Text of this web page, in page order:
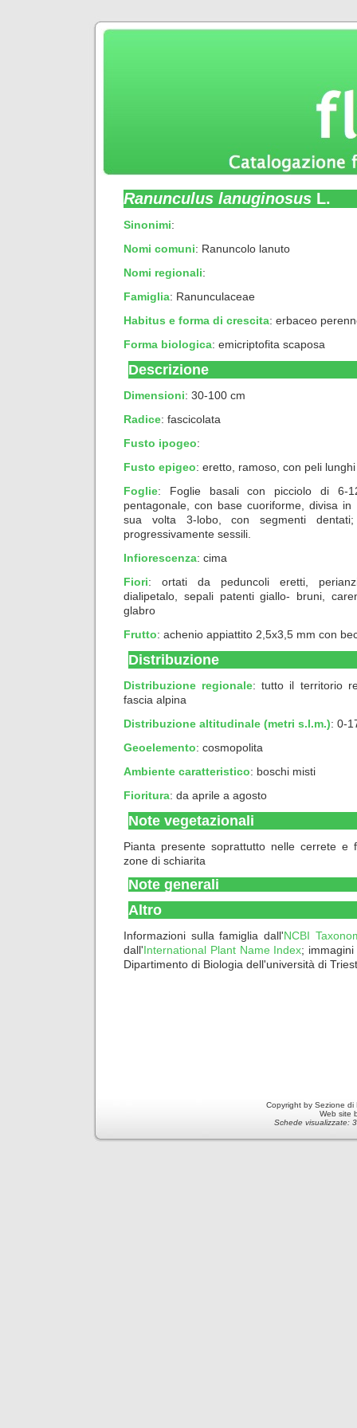
Ranunculus lanuginosus L.
Sinonimi:
Nomi comuni: Ranuncolo lanuto
Nomi regionali:
Famiglia: Ranunculaceae
Habitus e forma di crescita: erbaceo
Forma biologica: emicriptofita scaposa
Descrizione
Dimensioni: 30-100 cm
Radice: fascicolata
Fusto ipogeo:
Fusto epigeo: eretto, ramoso, con peli
Foglie: Foglie basali con picciolo di 6-
pentagonale, con base cuoriforme, divisa
sua volta 3-lobo, con segmenti
progressivamente sessili.
Infiorescenza: cima
Fiori: ortati da peduncoli eretti,
dialipetalo, sepali patenti giallo- bruni,
glabro
Frutto: achenio appiattito 2,5x3,5 mm con
Distribuzione
Distribuzione regionale: tutto il territorio
fascia alpina
Distribuzione altitudinale (metri s.l.m.): 0-
Geoelemento: cosmopolita
Ambiente caratteristico: boschi misti
Fioritura: da aprile a agosto
Note vegetazionali
Pianta presente soprattutto nelle cerrete e
zone di schiarita
Note generali
Altro
Informazioni sulla famiglia dall'NCBI
dall'International Plant Name Index;
Dipartimento di Biologia dell'università di
Copyright by Sezione
Web site
Schede visualizzate: